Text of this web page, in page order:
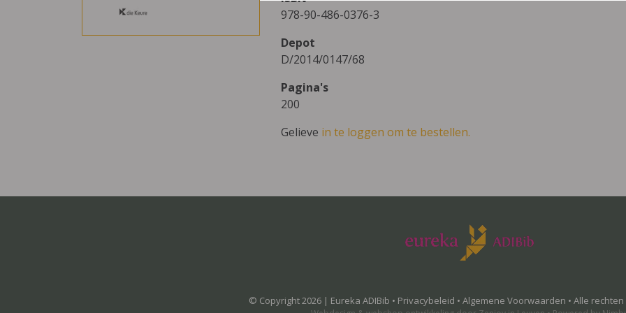
978-90-486-0376-3
Depot
D/2014/0147/68
Pagina's
200
Gelieve in te loggen om te bestellen.
© Copyright 2026 | Eureka ADIBib • Privacybeleid • Algemene Voorwaarden • Alle